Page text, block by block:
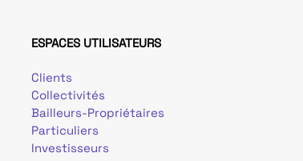
ESPACES UTILISATEURS
Clients
Collectivités
Bailleurs-Propriétaires
Particuliers
Investisseurs